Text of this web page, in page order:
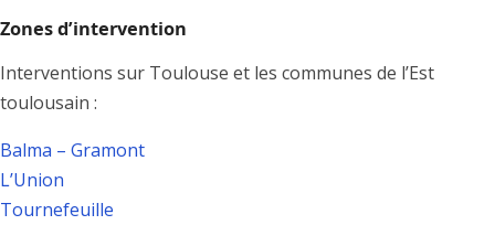
Zones d’intervention
Interventions sur Toulouse et les communes de l’Est
toulousain :
Balma – Gramont
L’Union
Tournefeuille